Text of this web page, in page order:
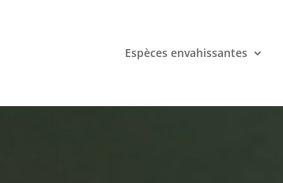
Espèces envahissantes